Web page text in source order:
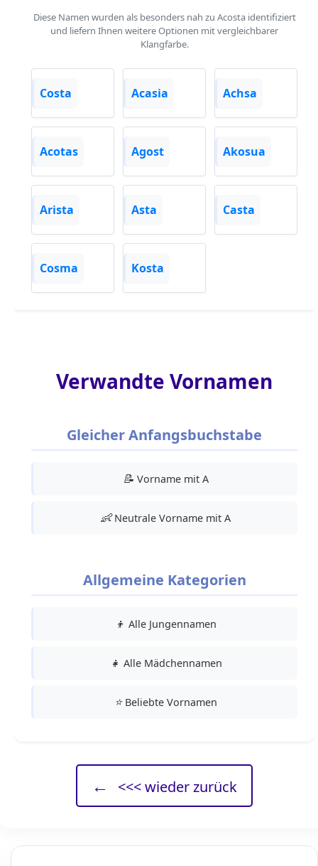
Diese Namen wurden als besonders nah zu Acosta identifiziert
und liefern Ihnen weitere Optionen mit vergleichbarer
Klangfarbe.
Costa Acasia Achsa
Acotas Agost Akosua
Arista Asta Casta
Cosma Kosta
Verwandte Vornamen
Gleicher Anfangsbuchstabe
📝 Vorname mit A
👶Neutrale Vorname mit A
Allgemeine Kategorien
👦 Alle Jungennamen
👧 Alle Mädchennamen
⭐Beliebte Vornamen
← <<< wieder zurück